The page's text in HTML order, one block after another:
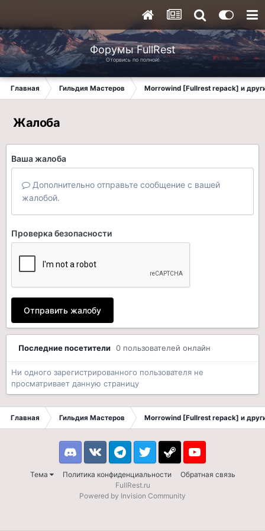
Форумы FullRest
Оторвись по полной!
Главная Гильдия Мастеров Morrowind [Fullrest repack] и
Жалоба
Ваша жалоба
Дополнительно отправьте сообщение с вашей
жалобой.
Проверка безопасности
Отправить жалобу
Последние посетители 0 пользователей онлайн
Ни одного зарегистрированного пользователя не
просматривает данную страницу
Главная Гильдия Мастеров Morrowind [Fullrest repack] и
Тема Политика конфиденциальности Обратная связь
DiscordVK TelegramTwitter Steam Youtube
FullRest.ru
Powered by Invision Community